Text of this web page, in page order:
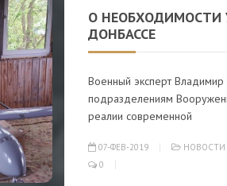
О НЕОБХОДИМОСТИ
ДОНБАССЕ
Военный эксперт
подразделениям
реалии современной
07-ФЕВ-2019 НОВОСТИ
0